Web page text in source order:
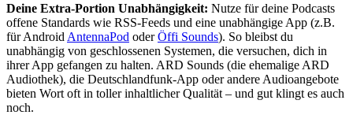
Deine Extra-Portion Unabhängigkeit: Nutze für deine Podcasts
offene Standards wie RSS-Feeds und eine unabhängige App (z.B.
für Android AntennaPod oderÖffi Sounds). So bleibst du
unabhängig von geschlossenen Systemen, die versuchen, dich in
ihrer App gefangen zu halten. ARD Sounds (die ehemalige ARD
Audiothek), die Deutschlandfunk-App oder andere Audioangebote
bieten Wort oft in toller inhaltlicher Qualität – und gut klingt es auch
noch.